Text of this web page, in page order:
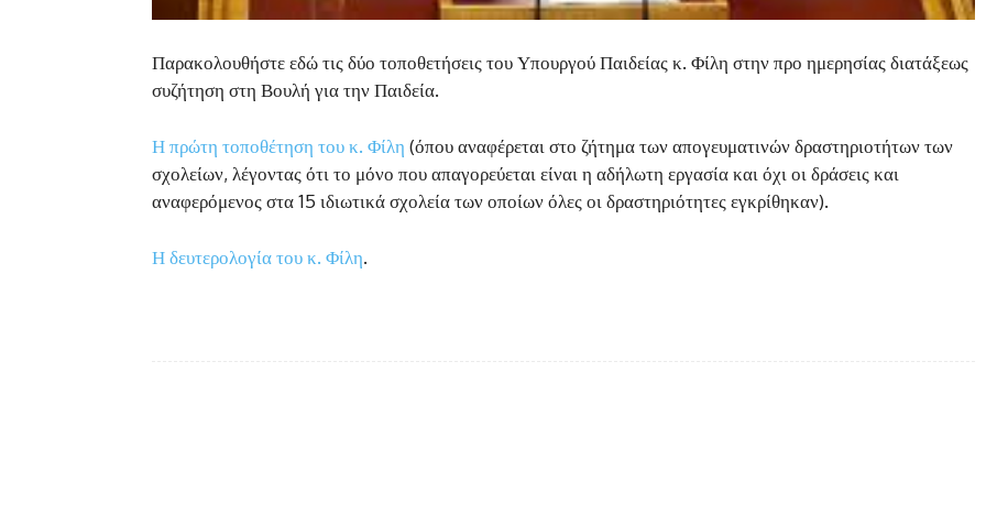
Παρακολουθήστε εδώ τις δύο τοποθετήσεις του Υπουργού Παιδείας κ. Φίλη στην προ ημερησίας διατάξεως
συζήτηση στη Βουλή για την Παιδεία.
Η πρώτη τοποθέτηση του κ. Φίλη (όπου αναφέρεται στο ζήτημα των απογευματινών δραστηριοτήτων των
σχολείων, λέγοντας ότι το μόνο που απαγορεύεται είναι η αδήλωτη εργασία και όχι οι δράσεις και
αναφερόμενος στα 15 ιδιωτικά σχολεία των οποίων όλες οι δραστηριότητες εγκρίθηκαν).
Η δευτερολογία του κ. Φίλη.